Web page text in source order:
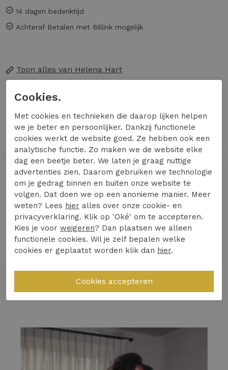
14 dagen bedenktijd
Achteraf Betalen met Billink mogelijk
Toon alles van Helena Hart
Naar alleHelena Hart broeken
Verken de stijlvolle flair van de HELENA HART
Broek Flair Denim in een lichte jeanswassing.
Deze flared broek is perfect voor de
modebewuste vrouw die houdt van een vintage
look met een moderne twist. Ideaal voor
zomerse dagen in Nederland, of je nu door de
straten van Amsterdam wandelt of geniet van
een terrasje.
Comfortabele flared pasvorm voor een
Vintage blauwe tint voor een tijdloze look
Perfect voor zomerse outfits en casual
gelegenheden
Verwen jezelf vandaag nog met deze must-have
broek en maak jouw zomeroutfit compleet!
Lees meer
Specificaties
Winkelvoorraad
Gerelateerde producten
Cookies.
Met cookies en technieken die daarop lijken helpen
we je beter en persoonlijker. Dankzij functionele
cookies werkt de website goed. Ze hebben ook een
analytische functie. Zo maken we de website elke
dag een beetje beter. We laten je graag nuttige
advertenties zien. Daarom gebruiken we technologie
om je gedrag binnen en buiten onze website te
volgen. Dat doen we op een anonieme manier. Meer
weten? Lees hier alles over onze cookie- en
privacyverklaring. Klik op 'Oké' om te accepteren.
Kies je voor weigeren? Dan plaatsen we alleen
functionele cookies. Wil je zelf bepalen welke
cookies er geplaatst worden klik dan hier.